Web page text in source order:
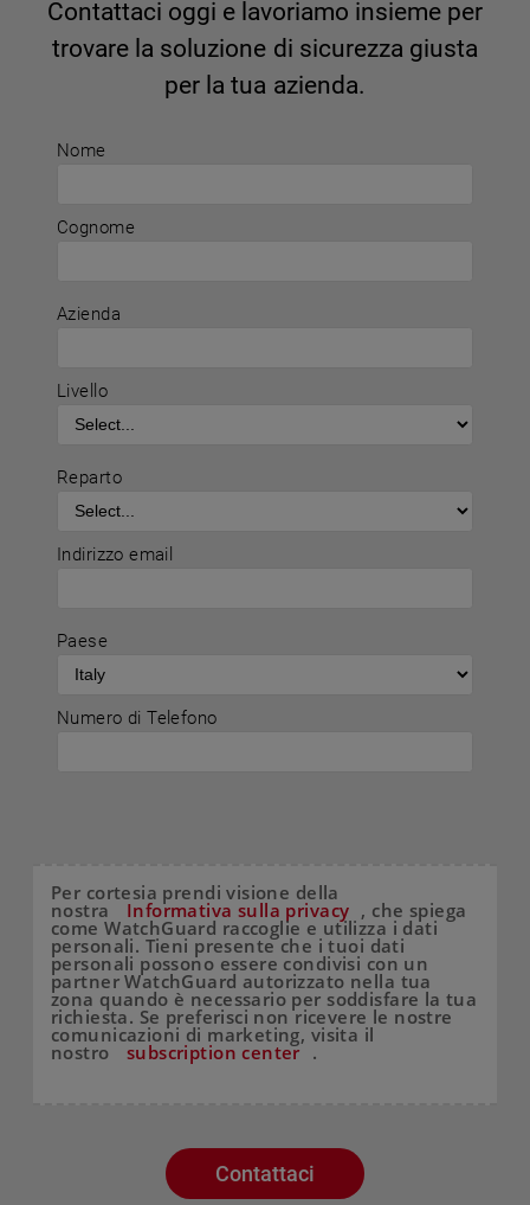
Nome
Cognome
Azienda
Livello
Reparto
Indirizzo email
Paese
Numero di Telefono
Per cortesia prendi visione della
nostra Informativa sulla privacy , che spiega
come WatchGuard raccoglie e utilizza i dati
personali. Tieni presente che i tuoi dati
personali possono essere condivisi con un
partner WatchGuard autorizzato nella tua
zona quando è necessario per soddisfare la tua
richiesta. Se preferisci non ricevere le nostre
comunicazioni di marketing, visita il
nostro subscription center .
Contattaci
Contattaci oggi e lavoriamo insieme per
trovare la soluzione di sicurezza giusta
per la tua azienda.